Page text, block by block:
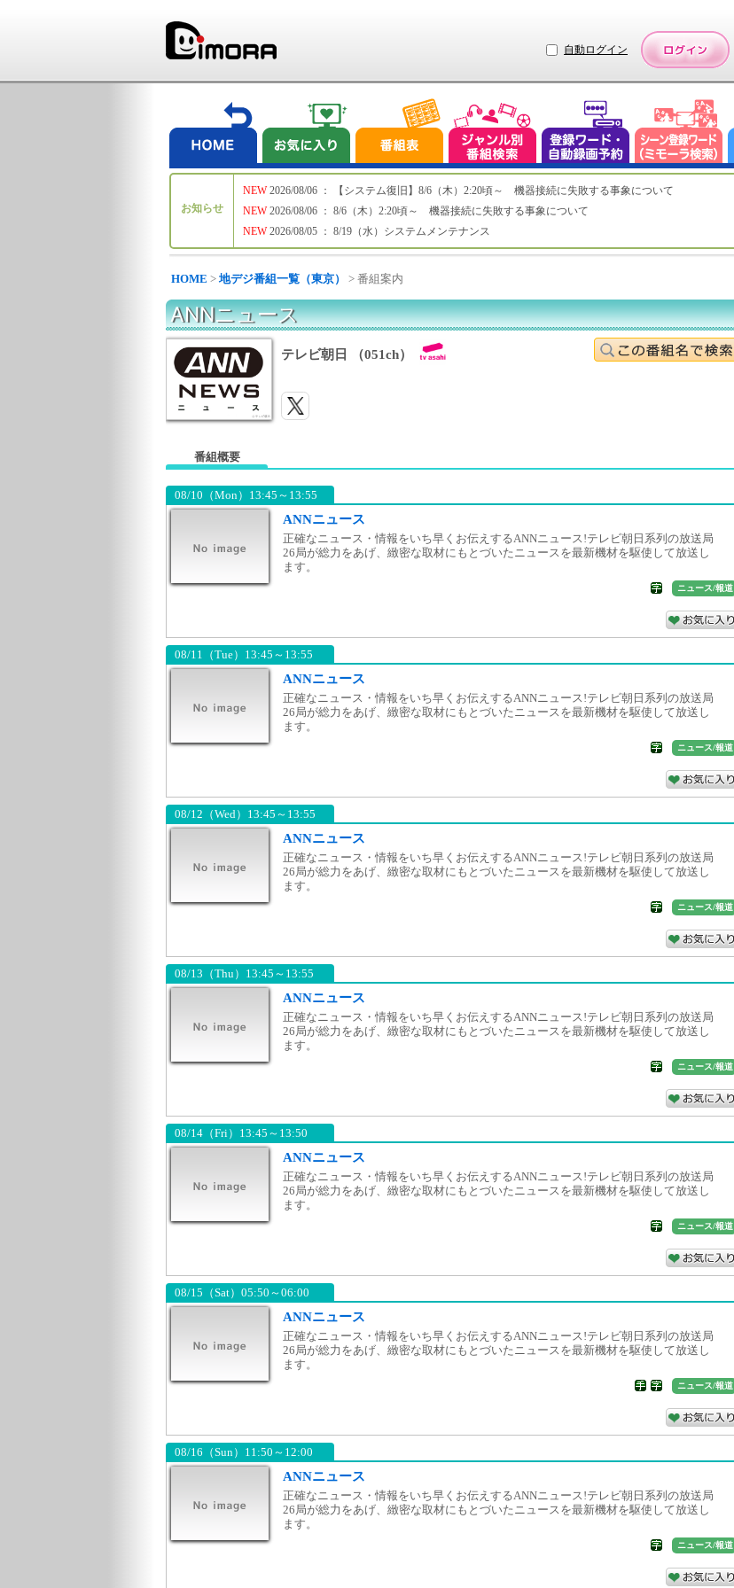
自動ログイン
お知らせ
NEW
NEW
NEW
2026/08/06 ： 【システム復旧】8/6（木）2:20頃～ 機器接続に失敗する事象について
2026/08/06 ： 8/6（木）2:20頃～ 機器接続に失敗する事象について
2026/08/05 ： 8/19（水）システムメンテナンス
HOME > 地デジ番組一覧（東京） > 番組案内
ANNニュース
テレビ朝日 （051ch）
番組概要
08/10（Mon）13:45～13:55
ANNニュース
正確なニュース・情報をいち早くお伝えするANNニュース!テレビ朝日系列の放送局
26局が総力をあげ、緻密な取材にもとづいたニュースを最新機材を駆使して放送し
ます。
ニュース/報道
08/11（Tue）13:45～13:55
ANNニュース
正確なニュース・情報をいち早くお伝えするANNニュース!テレビ朝日系列の放送局
26局が総力をあげ、緻密な取材にもとづいたニュースを最新機材を駆使して放送し
ます。
ニュース/報道
08/12（Wed）13:45～13:55
ANNニュース
正確なニュース・情報をいち早くお伝えするANNニュース!テレビ朝日系列の放送局
26局が総力をあげ、緻密な取材にもとづいたニュースを最新機材を駆使して放送し
ます。
ニュース/報道
08/13（Thu）13:45～13:55
ANNニュース
正確なニュース・情報をいち早くお伝えするANNニュース!テレビ朝日系列の放送局
26局が総力をあげ、緻密な取材にもとづいたニュースを最新機材を駆使して放送し
ます。
ニュース/報道
08/14（Fri）13:45～13:50
ANNニュース
正確なニュース・情報をいち早くお伝えするANNニュース!テレビ朝日系列の放送局
26局が総力をあげ、緻密な取材にもとづいたニュースを最新機材を駆使して放送し
ます。
ニュース/報道
08/15（Sat）05:50～06:00
ANNニュース
正確なニュース・情報をいち早くお伝えするANNニュース!テレビ朝日系列の放送局
26局が総力をあげ、緻密な取材にもとづいたニュースを最新機材を駆使して放送し
ます。
ニュース/報道
08/16（Sun）11:50～12:00
ANNニュース
正確なニュース・情報をいち早くお伝えするANNニュース!テレビ朝日系列の放送局
26局が総力をあげ、緻密な取材にもとづいたニュースを最新機材を駆使して放送し
ます。
ニュース/報道